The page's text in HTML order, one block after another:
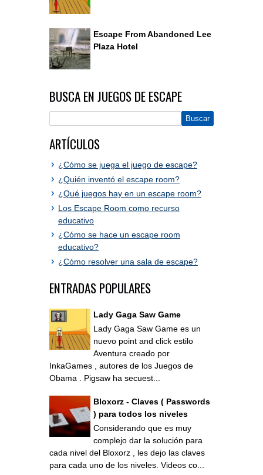
Escape From Abandoned Lee
Plaza Hotel
BUSCA EN JUEGOS DE ESCAPE
ARTÍCULOS
¿Cómo se juega el juego de escape?
¿Quién inventó el escape room?
¿Qué juegos hay en un escape room?
Los Escape Room como recurso
educativo
¿Cómo se hace un escape room
educativo?
¿Cómo resolver una sala de escape?
ENTRADAS POPULARES
Lady Gaga Saw Game
Lady Gaga Saw Game es un
nuevo point and click estilo
Aventura creado por
InkaGames , autores de los Juegos de
Obama . Pigsaw ha secuest...
Bloxorz - Claves ( Passwords
) para todos los niveles
Considerando que es muy
complejo dar la solución para
cada nivel del Bloxorz , les dejo las claves
para cada uno de los niveles. Videos co...